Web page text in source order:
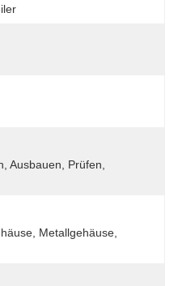
Ausbauen, Prüfen,
Metallgehäuse,